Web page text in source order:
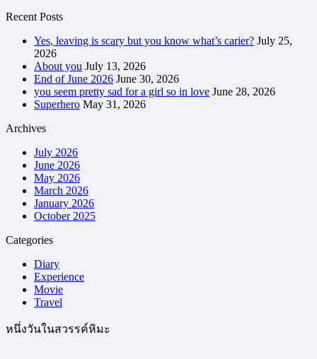
Recent Posts
Yes, leaving is scary but you know what’s carier? July 25,
2026
About you July 13, 2026
End of June 2026 June 30, 2026
you seem pretty sad for a girl so in love June 28, 2026
Superhero May 31, 2026
Archives
July 2026
June 2026
May 2026
March 2026
January 2026
October 2025
Categories
Diary
Experience
Movie
Travel
หนึ่งวันในสวรรค์หิมะ